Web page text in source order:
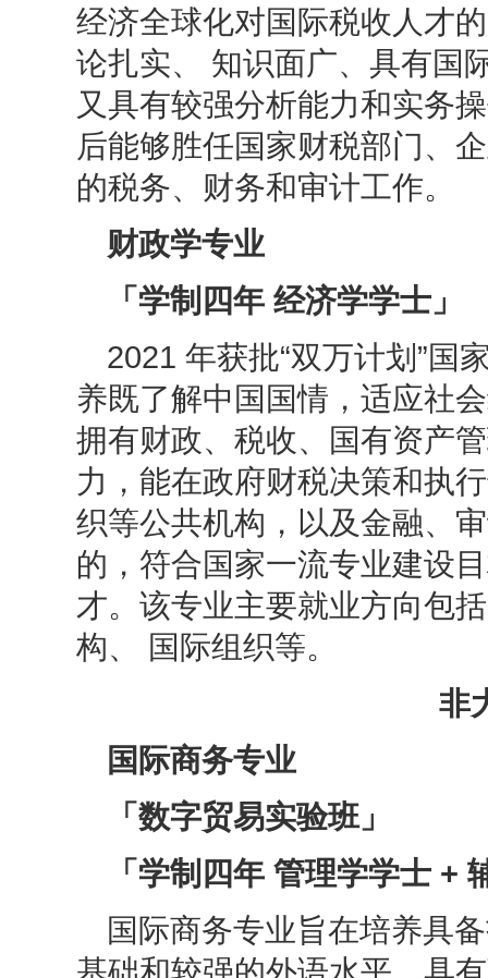
经济全球化对国际税收人才
论扎实、 知识面广、具有国
又具有较强分析能力和实务
后能够胜任国家财税部门、
的税务、财务和审计工作。
财政学专业
「学制四年 经济学学士」
2021 年获批“双万计划”国
养既了解中国国情，适应社
拥有财政、税收、国有资产
力，能在政府财税决策和执
织等公共机构，以及金融、
的，符合国家一流专业建设
才。该专业主要就业方向包
构、 国际组织等。
非
国际商务专业
「数字贸易实验班」
「学制四年 管理学学士 +
国际商务专业旨在培养具